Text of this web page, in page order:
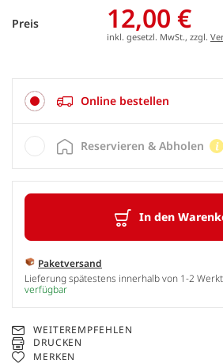
Preis 12,00 €
inkl. gesetzl. MwSt., zzgl.
Online bestellen
In den
Paketversand
Lieferung spätestens innerhalb von 1-2
verfügbar
Reservieren & Abholen
WEITEREMPFEHLEN
DRUCKEN
MERKEN